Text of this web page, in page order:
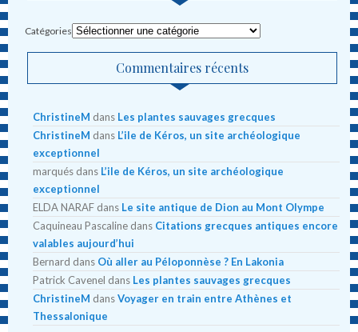
Catégories
Commentaires récents
ChristineM dans Les plantes sauvages grecques
ChristineM dans L’ile de Kéros, un site archéologique
exceptionnel
marqués dans L’ile de Kéros, un site archéologique
exceptionnel
ELDA NARAF dans Le site antique de Dion au Mont Olympe
Caquineau Pascaline dans Citations grecques antiques encore
valables aujourd’hui
Bernard dans Où aller au Péloponnèse ? En Lakonia
Patrick Cavenel dans Les plantes sauvages grecques
ChristineM dansVoyager en train entre Athènes et
Thessalonique